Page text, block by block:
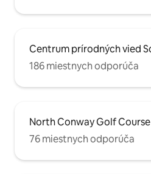
Centrum prírodných vied
186 miestnych odporúča
North Conway Golf Course
76 miestnych odporúča